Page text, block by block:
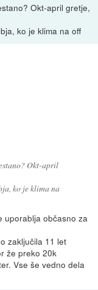
Okt-april gretje,
ko je klima na off
Okt-april
ko je klima na
uporablja občasno za
zaključila 11 let
že preko 20k
Vse še vedno dela